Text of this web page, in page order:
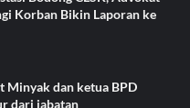
Korban Bikin Laporan ke
Minyak dan ketua BPD
dari jabatan